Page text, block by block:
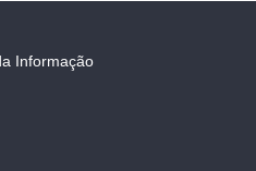
Informação